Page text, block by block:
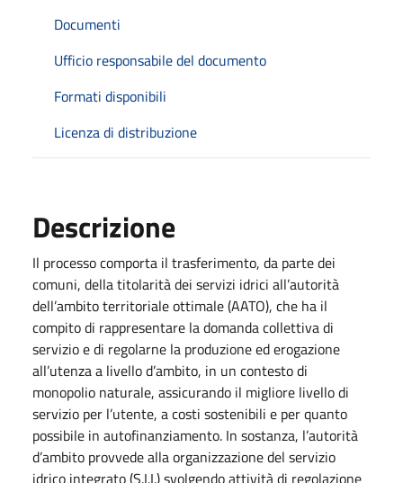
Documenti
Ufficio responsabile del documento
Formati disponibili
Licenza di distribuzione
Descrizione
Il processo comporta il trasferimento, da parte dei
comuni, della titolarità dei servizi idrici all’autorità
dell’ambito territoriale ottimale (AATO), che ha il
compito di rappresentare la domanda collettiva di
servizio e di regolarne la produzione ed erogazione
all’utenza a livello d’ambito, in un contesto di
monopolio naturale, assicurando il migliore livello di
servizio per l’utente, a costi sostenibili e per quanto
possibile in autofinanziamento. In sostanza, l’autorità
d’ambito provvede alla organizzazione del servizio
idrico integrato (S.I.I.) svolgendo attività di regolazione